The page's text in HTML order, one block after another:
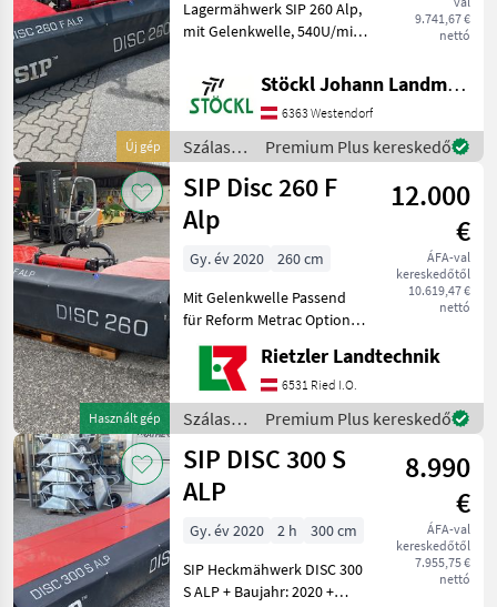
220
S
DISC
260
F
ALP
Disc
260
S
ALP
DISC
300
F
Alp
DISC
300
S
Alp
Disc
300F
Alp
Silver
Cut
300 F
Silvercut
Disc 340
S
Új gép
9.741,67 €
nettó
Lagermähwerk SIP 260 Alp,
mit Gelenkwelle, 540U/min
betakarítók Kasza
Stöckl Johann Landmaschinen GesmbH & Co KG
6363 Westendorf
Szálastakarmány
betakarítók
/ SIP
Premium Plus kereskedő
Használt gép
SIP Disc 260 F
Alp
12.000
€
ÁFA-val
kereskedőtől
10.619,47 €
nettó
Gy. év 2020
260 cm
Mit Gelenkwelle Passend
für Reform Metrac Option
Aebi Metrac
Kaszagerendely: Tárcsák,
Frontkasza, lengő konzol,
kés gyorskioldója,
ütközésvédelem, késdoboz,
: Frontkasz
Rietzler Landtechnik
6531 Ried I.O.
Szálastakarmány
betakarítók
/ SIP
Premium Plus kereskedő
SIP DISC 300 S
ALP
8.990
€
ÁFA-val
kereskedőtől
7.955,75 €
nettó
Gy. év 2020 2 h
300 cm
SIP Heckmähwerk DISC 300
S ALP + Baujahr: 2020 +